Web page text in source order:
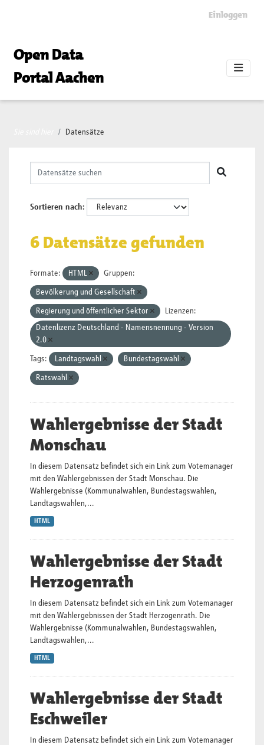
Einloggen
Open Data
Portal Aachen
Datensätze
Sortieren nach
6 Datensätze gefunden
Formate: HTML Gruppen:
Bevölkerung und Gesellschaft
Regierung und öffentlicher Sektor
Lizenzen:
Datenlizenz Deutschland - Namensnennung - Version
2.0
Tags: Landtagswahl Bundestagswahl
Ratswahl
Wahlergebnisse der Stadt
Monschau
In diesem Datensatz befindet sich ein Link zum Votemanager
mit den Wahlergebnissen der Stadt Monschau. Die
Wahlergebnisse (Kommunalwahlen, Bundestagswahlen,
Landtagswahlen,...
HTML
Wahlergebnisse der Stadt
Herzogenrath
In diesem Datensatz befindet sich ein Link zum Votemanager
mit den Wahlergebnissen der Stadt Herzogenrath. Die
Wahlergebnisse (Kommunalwahlen, Bundestagswahlen,
Landtagswahlen,...
HTML
Wahlergebnisse der Stadt
Eschweiler
In diesem Datensatz befindet sich ein Link zum Votemanager